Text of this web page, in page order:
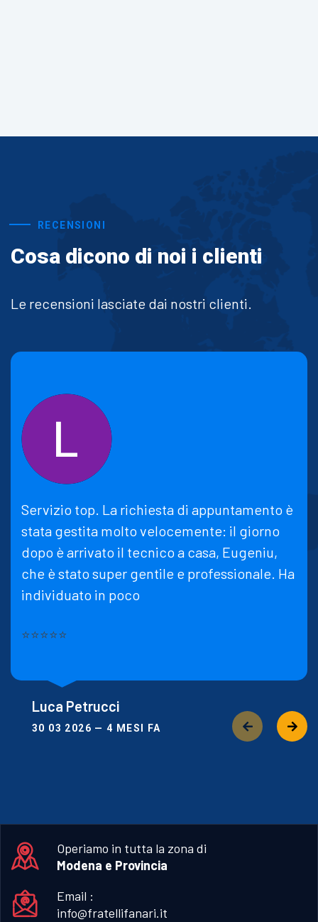
RECENSIONI
Cosa dicono di noi i clienti
Le recensioni lasciate dai nostri clienti.
Servizio top. La richiesta di appuntamento è
stata gestita molto velocemente: il giorno
dopo è arrivato il tecnico a casa, Eugeniu,
che è stato super gentile e professionale. Ha
individuato in poco
⭐⭐⭐⭐⭐
Luca Petrucci
30 03 2026 — 4 MESI FA
Operiamo in tutta la zona di
Modena e Provincia
Email :
info@fratellifanari.it